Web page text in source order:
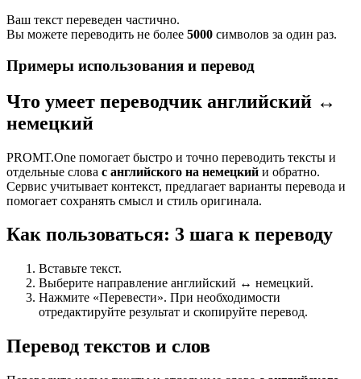
Ваш текст переведен частично.
Вы можете переводить не более 5000 символов за один раз.
Примеры использования и перевод
Что умеет переводчик английский ↔
немецкий
PROMT.One помогает быстро и точно переводить тексты и
отдельные слова с английского на немецкий и обратно.
Сервис учитывает контекст, предлагает варианты перевода и
помогает сохранять смысл и стиль оригинала.
Как пользоваться: 3 шага к переводу
Вставьте текст.
Выберите направление английский ↔ немецкий.
Нажмите «Перевести». При необходимости
отредактируйте результат и скопируйте перевод.
Перевод текстов и слов